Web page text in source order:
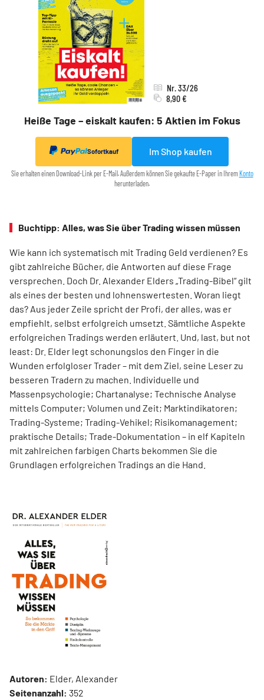
Heiße Tage – eiskalt kaufen: 5 Aktien im Fokus
Nr. 33/26
8,90 €
Sofortkauf Im Shop kaufen
Sie erhalten einen Download-Link per E-Mail. Außerdem können Sie gekaufte E-Paper in Ihrem Konto
herunterladen.
Buchtipp: Alles, was Sie über Trading wissen müssen
Wie kann ich systematisch mit Trading Geld verdienen? Es
gibt zahlreiche Bücher, die Antworten auf diese Frage
versprechen. Doch Dr. Alexander Elders „Trading-Bibel“ gilt
als eines der besten und lohnenswertesten. Woran liegt
das? Aus jeder Zeile spricht der Profi, der alles, was er
empfiehlt, selbst erfolgreich umsetzt. Sämtliche Aspekte
erfolgreichen Tradings werden erläutert. Und, last, but not
least: Dr. Elder legt schonungslos den Finger in die
Wunden erfolgloser Trader – mit dem Ziel, seine Leser zu
besseren Tradern zu machen. Individuelle und
Massenpsychologie; Chartanalyse; Technische Analyse
mittels Computer; Volumen und Zeit; Marktindikatoren;
Trading-Systeme; Trading-Vehikel; Risikomanagement;
praktische Details; Trade-Dokumentation – in elf Kapiteln
mit zahlreichen farbigen Charts bekommen Sie die
Grundlagen erfolgreichen Tradings an die Hand.
Autoren: Elder, Alexander
Seitenanzahl: 352